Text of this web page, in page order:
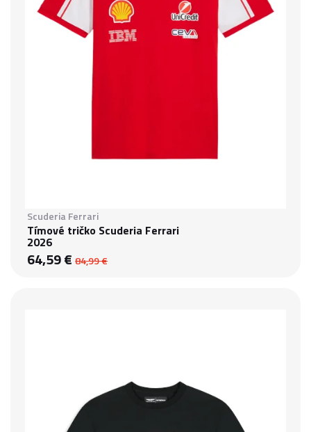
Scuderia Ferrari
Tímové tričko Scuderia Ferrari
2026
64,59 € 84,99 €